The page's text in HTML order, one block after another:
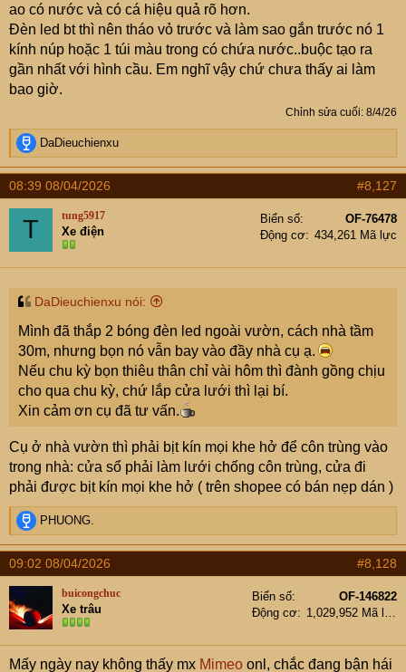
Tình hình mấy hôm nay căng quá, nhờ các cụ mợ có kinh
Chẳng là cả tuần nay, tối nào cũng có hàng dàn thiêu
thân bay vào nhà, cứ tầm 1h quét ra từng đống to đùng.
Chúng rớt vào khắp mọi nơi, ly nước đang uống cũng
phải bỏđi. Ngoài ra, giường chiếu cũng đầy xác thiêu
thân.
Tắt đèn thì đỡ, nhưng chẳng lẽ cứ phải sống thầm?
Mông được các cụ mợ chỉ bảo giúp. Xin đa tạ
ao có nước và có cá hiệu quả rõ hơn.
Đèn led bt thì nên tháo vỏ trước và làm sao gắn trước nó 1
kính núp hoặc 1 túi màu trong có chứa nước..buộc tạo ra
gần nhất với hình cầu. Em nghĩ vậy chứ chưa thấy ai làm
bao giờ.
Chỉnh sửa cuối: 8/4/26
R
e
a
c
t
n
s
DaDieuchienxu
08:39 08/04/2026 #8,127
T tung5917
Xe điện
Biển số
OF-76478
Động cơ
434,261 Mã lực
DaDieuchienxu nói:
Mình đã thắp 2 bóng đèn led ngoài vườn, cách nhà tầm
30m, nhưng bọn nó vẫn bay vào đầy nhà cụ ạ.
Nếu chu kỳ bọn thiêu thân chỉ vài hôm thì đành gồng chịu
cho qua chu kỳ, chứ lắp cửa lưới thì lại bí.
Xin cảm ơn cụ đã tư vấn.
Cụ ở nhà vườn thì phải bịt kín mọi khe hở để côn trùng vào
trong nhà: cửa sổ phải làm lưới chống côn trùng, cửa đi
phải được bịt kín mọi khe hở ( trên shopee có bán nẹp dán )
R
e
a
c
t
o
n
s
:
PHUONG.
09:02 08/04/2026 #8,128
buicongchuc
Xe trâu
Biển số
OF-146822
Động cơ
Mấy ngày nay không thấy mx Mimeo onl, chắc đang bận hái